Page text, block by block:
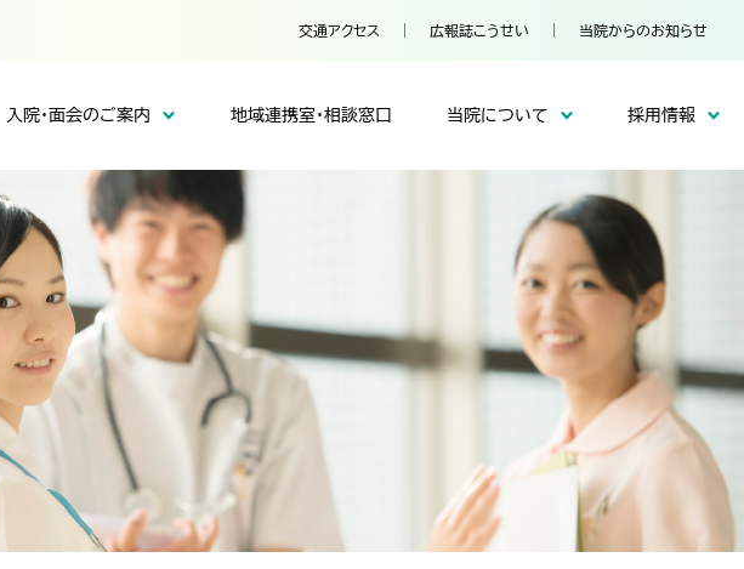
交通アクセス 広報誌こうせい 当院からのお知らせ
環器内科
ーション科
入院・面会のご案内
屋について
地域連携室・相談窓口 当院について
挨拶 患者の権利と義務／患者満足度調査
アクセス フロア案内
実績
指標 各部・課のご案内
採用情報
要項